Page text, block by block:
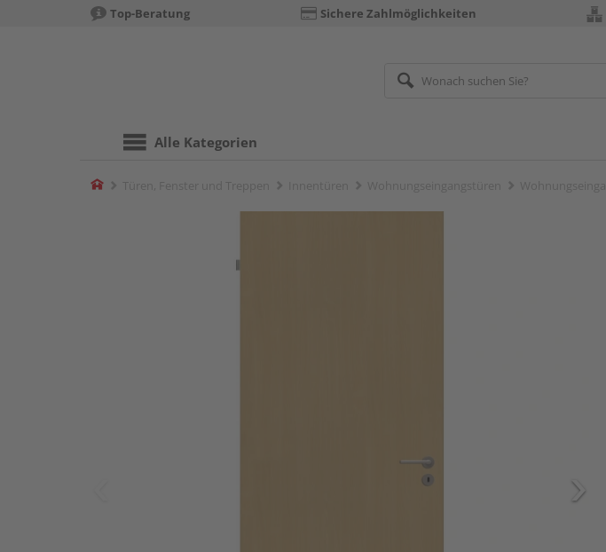
Top-Beratung Sichere Zahlmöglichkeiten
Alle Kategorien
Home